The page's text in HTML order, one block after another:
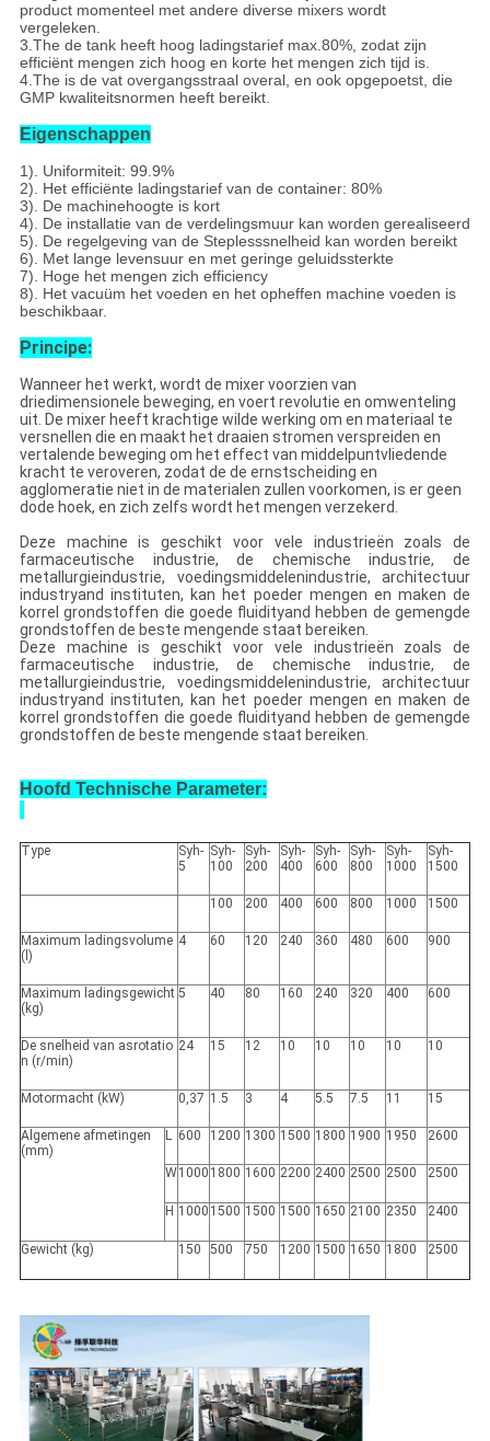
product momenteel met andere diverse mixers wordt
vergeleken.
3.The de tank heeft hoog ladingstarief max.80%, zodat zijn
efficiënt mengen zich hoog en korte het mengen zich tijd is.
4.The is de vat overgangsstraal overal, en ook opgepoetst, die
GMP kwaliteitsnormen heeft bereikt.
Eigenschappen
1). Uniformiteit: 99.9%
2). Het efficiënte ladingstarief van de container: 80%
3). De machinehoogte is kort
4). De installatie van de verdelingsmuur kan worden gerealiseerd
5). De regelgeving van de Steplesssnelheid kan worden bereikt
6). Met lange levensuur en met geringe geluidssterkte
7). Hoge het mengen zich efficiency
8). Het vacuüm het voeden en het opheffen machine voeden is
beschikbaar.
Principe:
Wanneer het werkt, wordt de mixer voorzien van
driedimensionele beweging, en voert revolutie en omwenteling
uit. De mixer heeft krachtige wilde werking om en materiaal te
versnellen die en maakt het draaien stromen verspreiden en
vertalende beweging om het effect van middelpuntvliedende
kracht te veroveren, zodat de de ernstscheiding en
agglomeratie niet in de materialen zullen voorkomen, is er geen
dode hoek, en zich zelfs wordt het mengen verzekerd.
Deze machine is geschikt voor vele industrieën zoals de
farmaceutische industrie, de chemische industrie, de
metallurgieindustrie, voedingsmiddelenindustrie, architectuur
industryand instituten, kan het poeder mengen en maken de
korrel grondstoffen die goede fluidityand hebben de gemengde
grondstoffen de beste mengende staat bereiken.
Deze machine is geschikt voor vele industrieën zoals de
farmaceutische industrie, de chemische industrie, de
metallurgieindustrie, voedingsmiddelenindustrie, architectuur
industryand instituten, kan het poeder mengen en maken de
korrel grondstoffen die goede fluidityand hebben de gemengde
grondstoffen de beste mengende staat bereiken.
Hoofd Technische Parameter:
Type
Syh-
5
Syh-
100
Syh-
200
Syh-
400
Syh-
600
Syh-
800
Syh-
1000
Syh-
1500
100 200 400 600 800 1000 1500
Maximum ladingsvolume
(l)
4 60 120 240 360 480 600 900
Maximum ladingsgewicht
(kg)
5 40 80 160 240 320 400 600
De snelheid van asrotatio
n (r/min)
24 15 12 10 10 10 10 10
Motormacht (kW) 0,37 1.5 3 4 5.5 7.5 11 15
Algemene afmetingen
(mm)
L 600 1200 1300 1500 1800 1900 1950 2600
W1000 1800 1600 2200 2400 2500 2500 2500
H 1000 1500 1500 1500 1650 2100 2350 2400
Gewicht (kg) 150 500 750 1200 1500 1650 1800 2500